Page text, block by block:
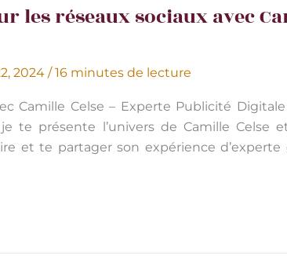
les réseaux sociaux avec
2024 /16 minutes de lecture
Camille Celse – Experte Publicité
te présente l’univers de Camille Celse
et te partager son expérience